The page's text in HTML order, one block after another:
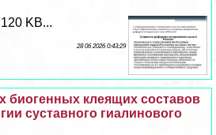
KB...
28 06 2026 0:43:29
биогенных клеящих составов
суставного гиалинового